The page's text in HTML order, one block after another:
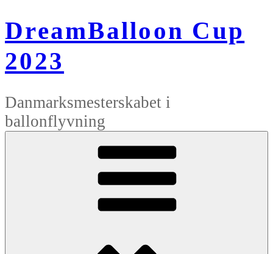
til
indhold
DreamBalloon Cup
2023
Danmarksmesterskabet i
ballonflyvning